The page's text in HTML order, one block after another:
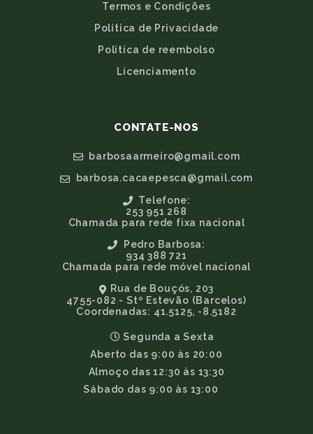
Termos e Condições
Política de Privacidade
Politica de reembolso
Licenciamento
CONTATE-NOS
barbosaarmeiro@gmail.com
barbosa.cacaepesca@gmail.com
Telefone:
253 951 268
Chamada para rede fixa nacional
Pedro Barbosa:
934 388 721
Chamada para rede móvel nacional
Rua de Bouçós, 203
4755-082 - Stº Estevão (Barcelos)
Coordenadas: 41.5125, -8.5182
Segunda a Sexta
Aberto das 9:00 às 20:00
Almoço das 12:30 às 13:30
Sábado das 9:00 às 13:00